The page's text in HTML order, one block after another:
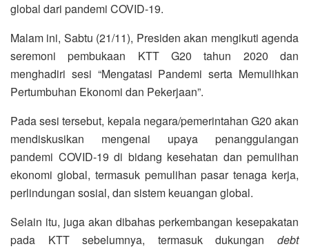
global dari pandemi COVID-19.
Malam ini, Sabtu (21/11), Presiden akan mengikuti agenda
seremoni pembukaan KTT G20 tahun 2020 dan
menghadiri sesi “Mengatasi Pandemi serta Memulihkan
Pertumbuhan Ekonomi dan Pekerjaan”.
Pada sesi tersebut, kepala negara/pemerintahan G20 akan
mendiskusikan mengenai upaya penanggulangan
pandemi COVID-19 di bidang kesehatan dan pemulihan
ekonomi global, termasuk pemulihan pasar tenaga kerja,
perlindungan sosial, dan sistem keuangan global.
Selain itu, juga akan dibahas perkembangan kesepakatan
pada KTT sebelumnya, termasuk dukungan debt